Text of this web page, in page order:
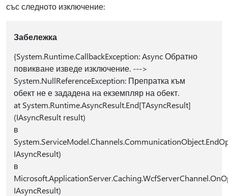
със следното изключение:
Забележка
{System.Runtime.CallbackException: Async Обратно
повикване изведе изключение. --->
System.NullReferenceException: Препратка към
обект не е зададена на екземпляр на обект.
at System.Runtime.AsyncResult.End[TAsyncResult]
(IAsyncResult result)
в
IAsyncResult)
в
IAsyncResult)